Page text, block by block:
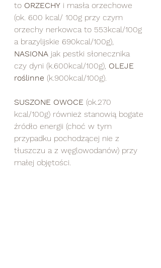
to ORZECHY i masła orzechowe
(ok. 600 kcal/ 100g przy czym
orzechy nerkowca to 553kcal/100g
a brazylijskie 690kcal/100g),
NASIONA jak pestki słonecznika
czy dyni (k.600kcal/100g), OLEJE
roślinne (k.900kcal/100g).
SUSZONE OWOCE (ok.270
kcal/100g) również stanowią bogate
źródło energii (choć w tym
przypadku pochodzącej nie z
tłuszczu a z węglowodanów) przy
małej objętości.